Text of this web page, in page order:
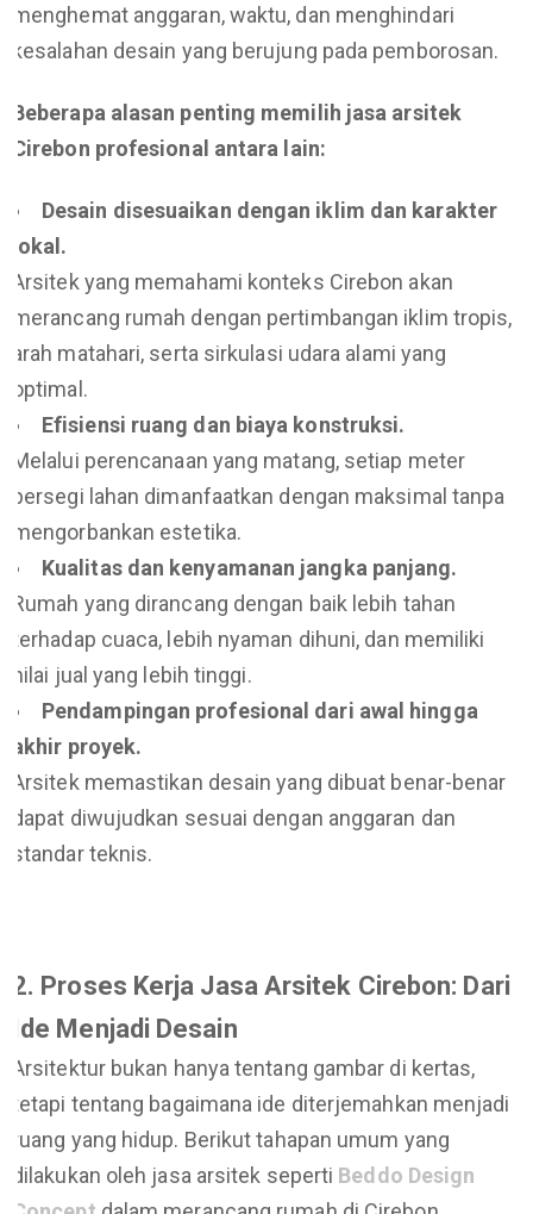
menghemat anggaran, waktu, dan menghindari
kesalahan desain yang berujung pada pemborosan.
Beberapa alasan penting memilih jasa arsitek
Cirebon profesional antara lain:
Desain disesuaikan dengan iklim dan karakter
lokal.
Arsitek yang memahami konteks Cirebon akan
merancang rumah dengan pertimbangan iklim tropis,
arah matahari, serta sirkulasi udara alami yang
optimal.
Efisiensi ruang dan biaya konstruksi.
Melalui perencanaan yang matang, setiap meter
persegi lahan dimanfaatkan dengan maksimal tanpa
mengorbankan estetika.
Kualitas dan kenyamanan jangka panjang.
Rumah yang dirancang dengan baik lebih tahan
terhadap cuaca, lebih nyaman dihuni, dan memiliki
nilai jual yang lebih tinggi.
Pendampingan profesional dari awal hingga
akhir proyek.
Arsitek memastikan desain yang dibuat benar-benar
dapat diwujudkan sesuai dengan anggaran dan
standar teknis.
2. Proses Kerja Jasa Arsitek Cirebon: Dari
Ide Menjadi Desain
Arsitektur bukan hanya tentang gambar di kertas,
tetapi tentang bagaimana ide diterjemahkan menjadi
ruang yang hidup. Berikut tahapan umum yang
dilakukan oleh jasa arsitek seperti Beddo Design